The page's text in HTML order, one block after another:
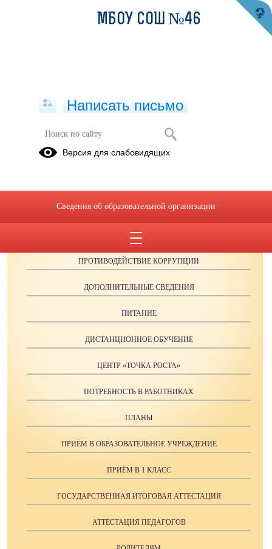
Публикации за 20.07.2025
ОБРАЩЕНИЯ ГРАЖДАН
ПРОТИВОДЕЙСТВИЕ КОРРУПЦИИ
ДОПОЛНИТЕЛЬНЫЕ СВЕДЕНИЯ
ПИТАНИЕ
ДИСТАНЦИОННОЕ ОБУЧЕНИЕ
ЦЕНТР «ТОЧКА РОСТА»
ПОТРЕБНОСТЬ В РАБОТНИКАХ
ПЛАНЫ
ПРИЁМ В ОБРАЗОВАТЕЛЬНОЕ УЧРЕЖДЕНИЕ
ПРИЁМ В 1 КЛАСС
ГОСУДАРСТВЕННАЯ ИТОГОВАЯ АТТЕСТАЦИЯ
АТТЕСТАЦИЯ ПЕДАГОГОВ
МБОУ СОШ №46
Написать письмо
Версия для слабовидящих
Сведения об образовательной организации